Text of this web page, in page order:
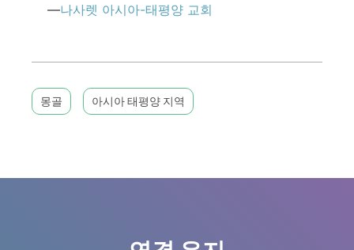
—나사렛 아시아-태평양 교회
몽골 아시아 태평양 지역